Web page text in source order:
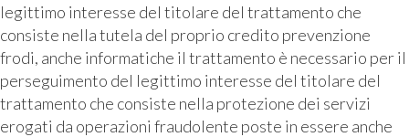
legittimo interesse del titolare del trattamento che
consiste nella tutela del proprio credito prevenzione
frodi, anche informatiche il trattamento è necessario per il
perseguimento del legittimo interesse del titolare del
trattamento che consiste nella protezione dei servizi
erogati da operazioni fraudolente poste in essere anche